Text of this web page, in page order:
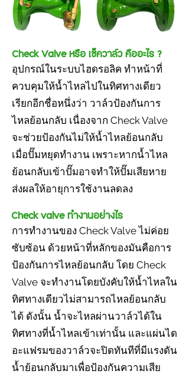
Check Valve หรือ เช็ควาล์ว คืออะไร ?
อุปกรณ์ในระบบไฮดรอลิค ทำหน้าที่
ควบคุมให้น้ำไหลไปในทิศทางเดียว
เรียกอีกชื่อหนึ่งว่า วาล์วป้องกันการ
ไหลย้อนกลับ เนื่องจาก Check Valve
จะช่วยป้องกันไม่ให้น้ำไหลย้อนกลับ
เมื่อปั๊มหยุดทำงาน เพราะหากน้ำไหล
ย้อนกลับเข้าปั๊มอาจทำให้ปั๊มเสียหาย
ส่งผลให้อายุการใช้งานลดลง
Check valve ทำงานอย่างไร
การทำงานของ Check Valve ไม่ค่อย
ซับซ้อน ด้วยหน้าที่หลักของมันคือการ
ป้องกันการไหลย้อนกลับ โดย Check
Valve จะทำงานโดยบังคับให้น้ำไหลใน
ทิศทางเดียวไม่สามารถไหลย้อนกลับ
ได้ ดังนั้น น้ำจะไหลผ่านวาล์วได้ใน
ทิศทางที่น้ำไหลเข้าเท่านั้น และแผ่นได
อะแฟรมของวาล์วจะปิดทันทีที่มีแรงดัน
น้ำย้อนกลับมาเพื่อป้องกันความเสีย